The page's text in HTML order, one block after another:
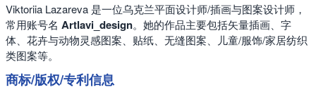
Viktoriia Lazareva 是一位乌克兰平面设计师/插画与图案设计师，
常用账号名 Artlavi_design。她的作品主要包括矢量插画、字
体、花卉与动物灵感图案、贴纸、无缝图案、儿童/服饰/家居纺织
类图案等。
商标/版权/专利信息